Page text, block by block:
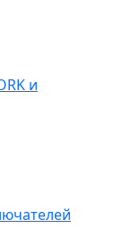
и